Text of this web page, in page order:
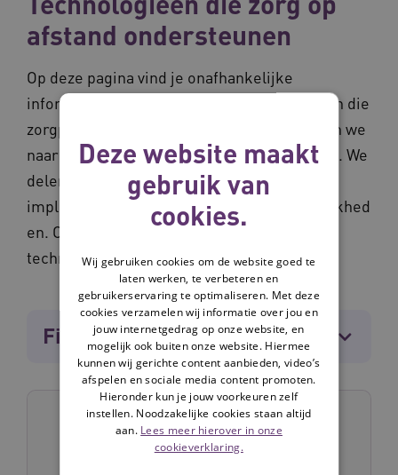
afstand ondersteunen
Op deze pagina vind je onafhankelijke
informatie over verschillende technologieën die
zorgprocessen ondersteunen. Hierbij kijken we
naar de kosten, de voordelen en de effecten. We
delen onderzoeken, praktijkverhalen,
implementatietips en, financieringsmogelijkhed
en. Ook delen we in welke situaties de
technologie waardevol kan zijn.
Filters [7]
Deze website maakt
gebruik van
cookies.
Wij gebruiken cookies om de website goed te
laten werken, te verbeteren en
gebruikerservaring te optimaliseren. Met deze
cookies verzamelen wij informatie over jou en
jouw internetgedrag op onze website, en
mogelijk ook buiten onze website. Hiermee
kunnen wij gerichte content aanbieden, video’s
afspelen en sociale media content promoten.
Hieronder kun je jouw voorkeuren zelf
instellen. Noodzakelijke cookies staan altijd
aan. Lees meer hierover in onze
cookieverklaring.